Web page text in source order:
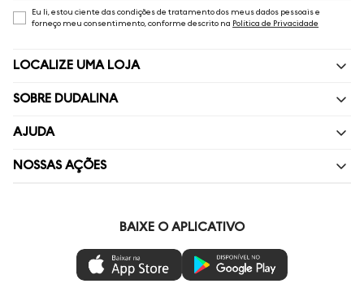
Eu li, estou ciente das condições de tratamento dos meus dados pessoais e
forneço meu consentimento, conforme descrito na Política de Privacidade
LOCALIZE UMA LOJA
SOBRE DUDALINA
Quem Somos
Nossas Lojas
Ética e Sustentabilidade
AJUDA
Perguntas Frequentes
Troca e Devoluções
Regulamentos
NOSSAS AÇÕES
Mastercard
Azul Fidelidade
BAIXE O APLICATIVO